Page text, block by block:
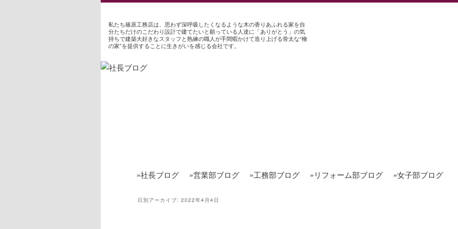
私たち篠原工務店は、思わず深呼吸したくなるような木の香りあふれる家を自
分たちだけのこだわり設計で建てたいと願っている人達に「ありがとう」の気
持ちで建築大好きなスタッフと熟練の職人が手間暇かけて造り上げる骨太な“檜
の家”を提供することに生きがいを感じる会社です。
»社長ブログ »営業部ブログ »工務部ブログ »リフォーム部ブログ »女子部ブログ
日別アーカイブ:2022年4月4日